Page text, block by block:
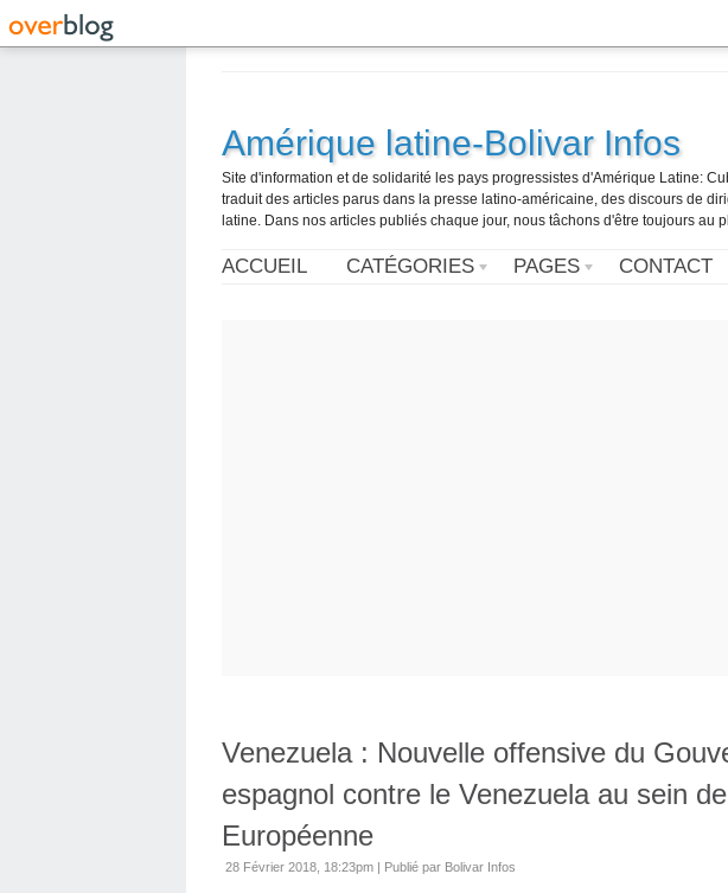
Amérique latine-Bolivar Infos
Site d'information et de solidarité les pays progressistes d'Amérique Latine:
traduit des articles parus dans la presse latino-américaine, des discours de
latine. Dans nos articles publiés chaque jour, nous tâchons d'être toujours au
ACCUEIL CATÉGORIES PAGES CONTACT
Venezuela : Nouvelle offensive du
espagnol contre le Venezuela au sein
Européenne
28 Février 2018, 18:23pm | Publié par Bolivar Infos